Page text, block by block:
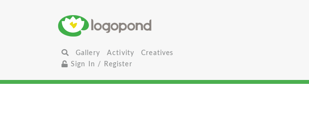
Gallery Activity
Creatives
Sign In / Register